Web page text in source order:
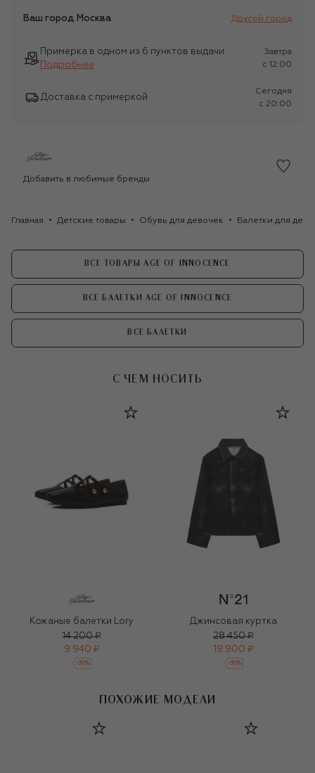
Ваш город Москва Другой город
Примерка в одном из 6 пунктов выдачи
Подробнее
Завтра
c 12:00
Доставка с примеркой
Сегодня
c 20:00
Добавить в любимые бренды
Главная Детские товары Обувь для девочек Балетки для
ВСЕ ТОВАРЫ AGE OF INNOCENCE
ВСЕ БАЛЕТКИ AGE OF INNOCENCE
ВСЕ БАЛЕТКИ
С ЧЕМ НОСИТЬ
Кожаные балетки Lory
14 200 ₽
9 940 ₽
-30%
Джинсовая куртка
28 450 ₽
19 900 ₽
-30%
ПОХОЖИЕ МОДЕЛИ